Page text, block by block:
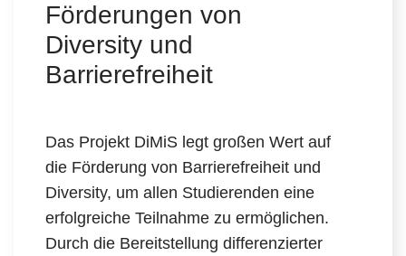
Förderungen von
Diversity und
Barrierefreiheit
Das Projekt DiMiS legt großen Wert auf
die Förderung von Barrierefreiheit und
Diversity, um allen Studierenden eine
erfolgreiche Teilnahme zu ermöglichen.
Durch die Bereitstellung differenzierter